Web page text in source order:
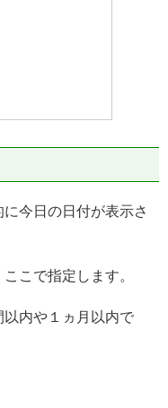
今日の日付が表示さ
こで指定します。
内や１ヵ月以内で